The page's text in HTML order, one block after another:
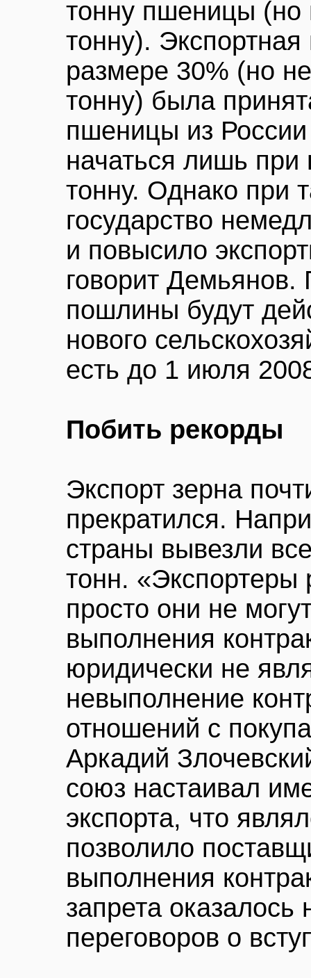
тонну пшеницы (но
тонну).
размере 30% (но
тонну) была
пшеницы из
начаться лишь при
тонну. Однако при
государство
и повысило
говорит Демьянов.
пошлины будут
нового
есть до 1 июля
Побить рекорды
Экспорт зерна
прекратился.
страны вывезли
тонн. «Экспортеры
просто они не
выполнения
юридически не
невыполнение
отношений с
Аркадий
союз настаивал
экспорта, что
позволило
выполнения
запрета оказалось
переговоров о